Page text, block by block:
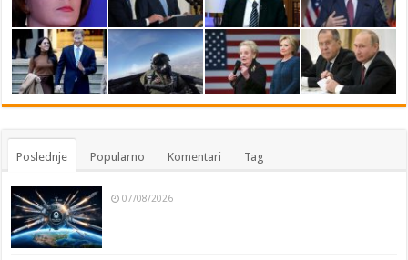
Poslednje Popularno Komentari Tag
07/08/2026